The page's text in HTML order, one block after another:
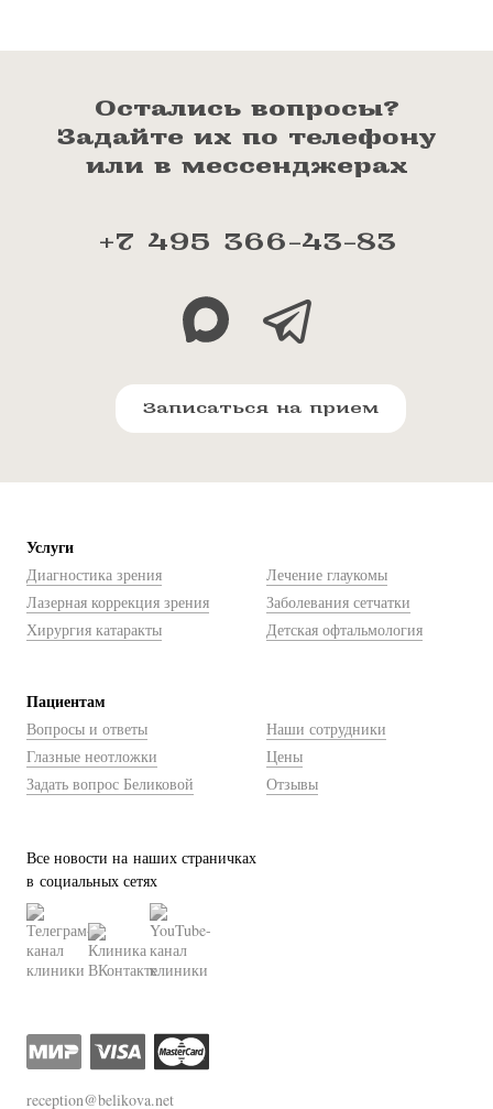
Остались вопросы?
Задайте их по телефону
или в мессенджерах
+7 495 366-43-83
Записаться на прием
Услуги
Диагностика зрения
Лазерная коррекция зрения
Хирургия катаракты
Лечение глаукомы
Заболевания сетчатки
Детская офтальмология
Пациентам
Вопросы и ответы
Глазные неотложки
Задать вопрос Беликовой
Наши сотрудники
Цены
Отзывы
Все новости на наших страничках
в социальных сетях
reception@belikova.net